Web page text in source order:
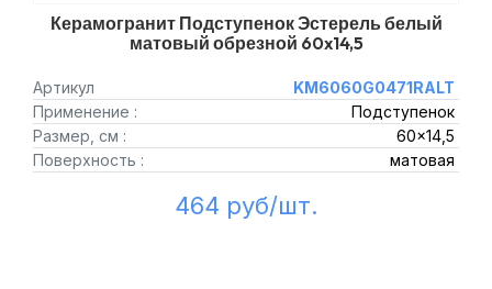
Керамогранит Подступенок Эстерель белый
матовый обрезной 60x14,5
Артикул
KM6060G0471RALT
Применение :
Подступенок
Размер, см :
60x14,5
Поверхность :
матовая
464 руб/шт.